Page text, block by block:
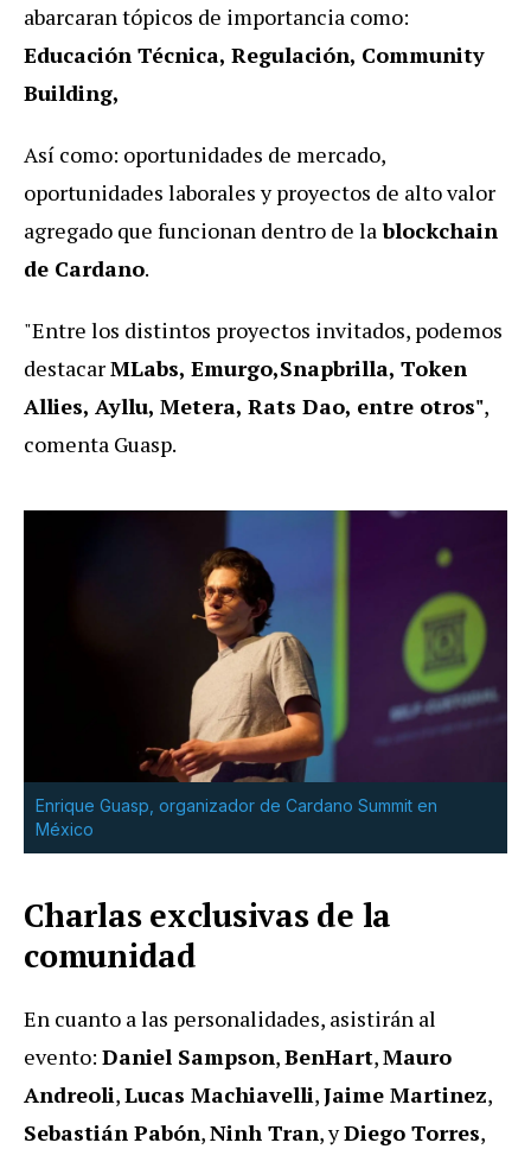
abarcaran tópicos de importancia como:
Educación Técnica, Regulación, Community
Building,
Así como: oportunidades de mercado,
oportunidades laborales y proyectos de alto valor
agregado que funcionan dentro de lablockchain
de Cardano.
"Entre los distintos proyectos invitados, podemos
destacarMLabs, Emurgo,Snapbrilla, Token
Allies, Ayllu, Metera, Rats Dao, entre otros",
comenta Guasp.
Enrique Guasp, organizador de Cardano Summit en
México
Charlas exclusivas de la
comunidad
En cuanto a las personalidades, asistirán al
evento: Daniel Sampson,BenHart,Mauro
Andreoli,Lucas Machiavelli,Jaime Martinez,
Sebastián Pabón,Ninh Tran, yDiego Torres,